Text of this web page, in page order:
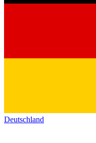
Deutschland